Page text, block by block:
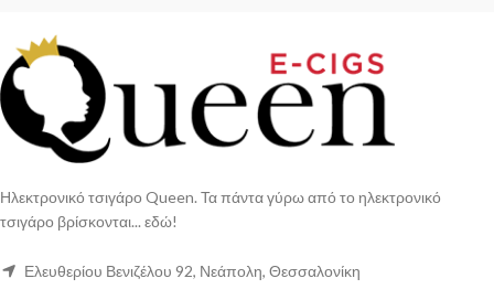
Ηλεκτρονικό τσιγάρο Queen. Τα πάντα γύρω από το ηλεκτρονικό
τσιγάρο βρίσκονται... εδώ!
Ελευθερίου Βενιζέλου 92, Νεάπολη, Θεσσαλονίκη